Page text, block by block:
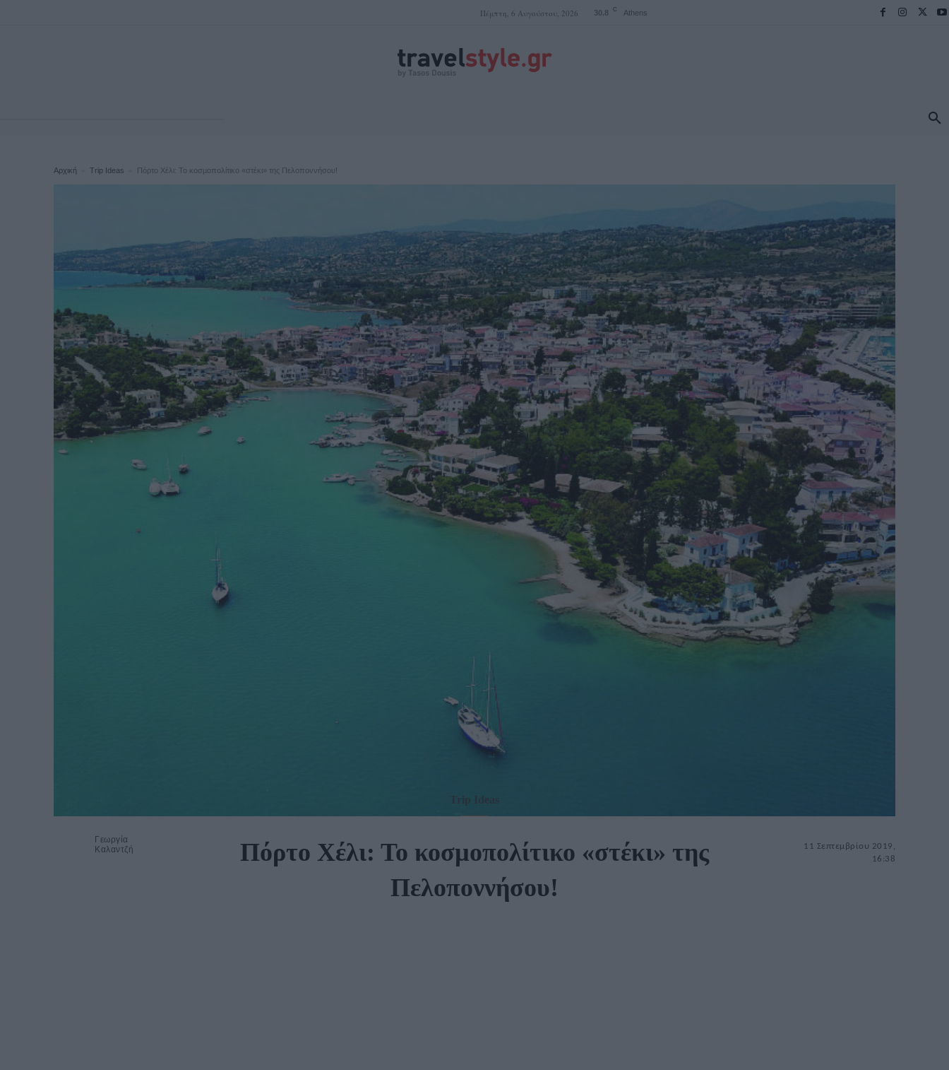
Πέμπτη, 6 Αυγούστου, 2026 30.8 C Athens
Αρχική Trip Ideas Πόρτο Χέλι: Το κοσµοπολίτικο «στέκι» της Πελοποννήσου!
Γεωργία
Καλαντζή
Πόρτο Χέλι: Το κοσµοπολίτικο «στέκι» της
Πελοποννήσου!
11 Σεπτεμβρίου 2019,
16:38